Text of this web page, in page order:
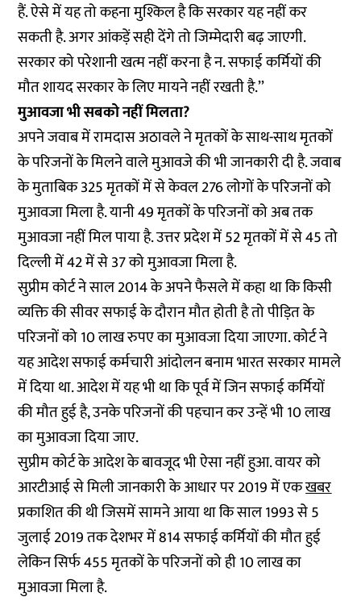
हैं. ऐसे में यह तो कहना मुश्किल है कि सरकार यह नहीं कर
सकती है. अगर आंकड़ें सही देंगे तो जिम्मेदारी बढ़ जाएगी.
सरकार को परेशानी खत्म नहीं करना है न. सफाई कर्मियों की
मौत शायद सरकार के लिए मायने नहीं रखती है.’’
मुआवजा भी सबको नहीं मिलता?
अपने जवाब में रामदास अठावले ने मृतकों के साथ-साथ मृतकों
के परिजनों के मिलने वाले मुआवजे की भी जानकारी दी है. जवाब
के मुताबिक 325 मृतकों में से केवल 276 लोगों के परिजनों को
मुआवजा मिला है. यानी 49 मृतकों के परिजनों को अब तक
मुआवजा नहीं मिल पाया है. उत्तर प्रदेश में 52 मृतकों में से 45 तो
दिल्ली में 42 में से 37 को मुआवजा मिला है.
सुप्रीम कोर्ट ने साल 2014 के अपने फैसले में कहा था कि किसी
व्यक्ति की सीवर सफाई के दौरान मौत होती है तो पीड़ित के
परिजनों को 10 लाख रुपए का मुआवजा दिया जाएगा. कोर्ट ने
यह आदेश सफाई कर्मचारी आंदोलन बनाम भारत सरकार मामले
में दिया था. आदेश में यह भी था कि पूर्व में जिन सफाई कर्मियों
की मौत हुई है, उनके परिजनों की पहचान कर उन्हें भी 10 लाख
का मुआवजा दिया जाए.
सुप्रीम कोर्ट के आदेश के बावजूद भी ऐसा नहीं हुआ. वायर को
आरटीआई से मिली जानकारी के आधार पर 2019 में एकखबर
प्रकाशित की थी जिसमें सामने आया था कि साल 1993 से 5
जुलाई 2019 तक देशभर में 814 सफाई कर्मियों की मौत हुई
लेकिन सिर्फ 455 मृतकों के परिजनों को ही 10 लाख का
मुआवजा मिला है.